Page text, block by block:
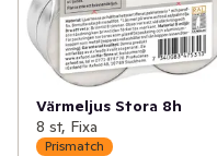
Värmeljus Stora 8h
8 st, Fixa
Prismatch